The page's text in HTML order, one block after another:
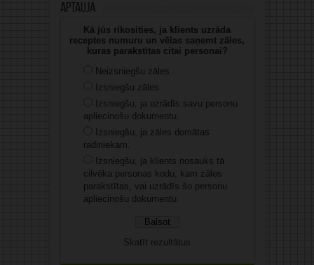
Aptauja
Kā jūs rīkosities, ja klients uzrāda
receptes numuru un vēlas saņemt zāles,
kuras parakstītas citai personai?
Neizsniegšu zāles.
Izsniegšu zāles.
Izsniegšu, ja uzrādīs savu personu
apliecinošu dokumentu.
Izsniegšu, ja zāles domātas
radiniekam.
Izsniegšu, ja klients nosauks tā
cilvēka personas kodu, kam zāles
parakstītas, vai uzrādīs šo personu
apliecinošu dokumentu.
Skatīt rezultātus